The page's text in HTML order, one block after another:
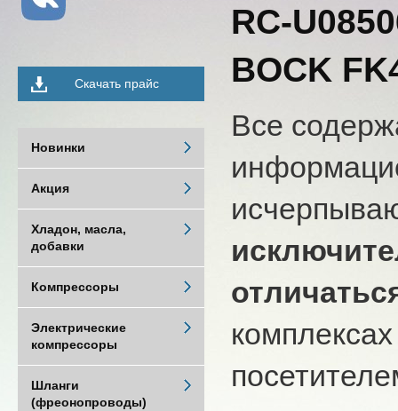
RC-
BOCK
Все
Скачать прайс
Новинки
Акция
Хладон, масла,
добавки
Компрессоры
Электрические
компрессоры
Шланги
(фреонопроводы)